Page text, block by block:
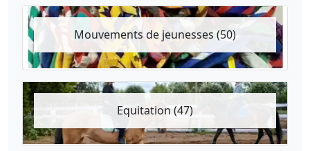
Mouvements de jeunesses (50)
Equitation (47)